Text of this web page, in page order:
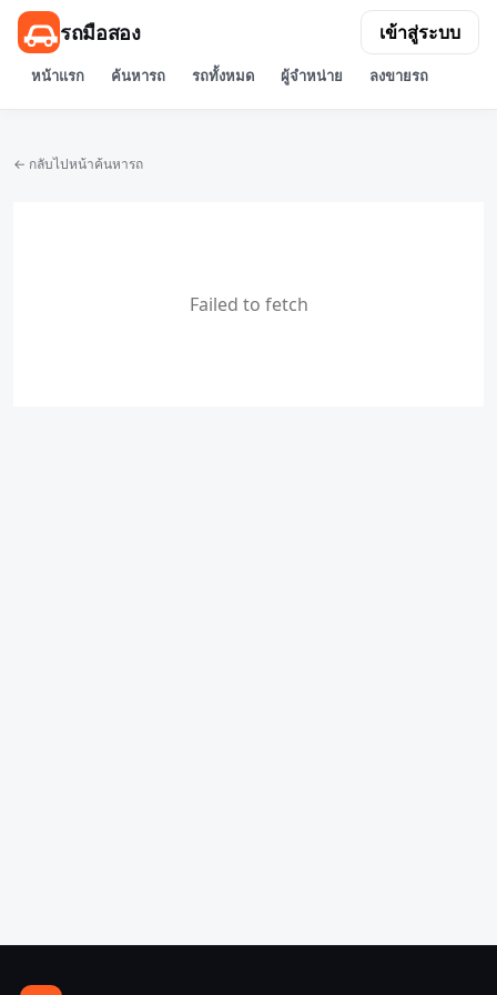
รถมือสอง
หน้าแรก ค้นหารถ รถทั้งหมด ผู้จำหน่าย ลงขายรถ
เข้าสู่ระบบ
← กลับไปหน้าค้นหารถ
Failed to fetch